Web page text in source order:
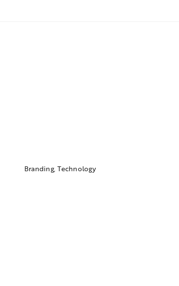
Branding,Technology